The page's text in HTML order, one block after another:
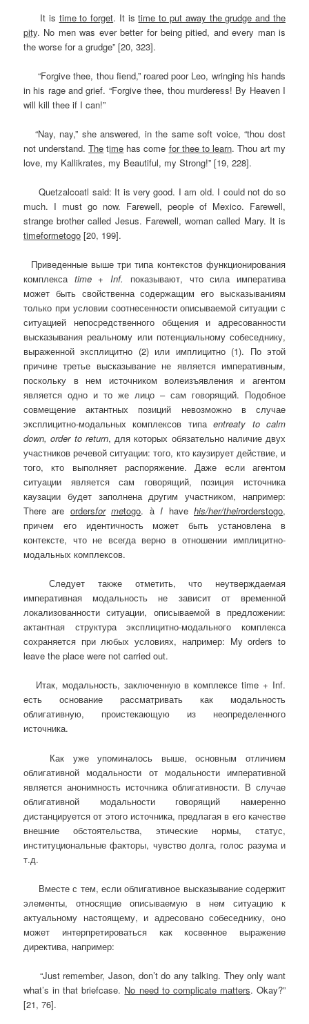
It is time to forget. It istime to put away the grudge and the
pity. No men was ever better for being pitied, and every man is
the worse for a grudge” [20, 323].
“Forgive thee, thou fiend,” roared poor Leo, wringing his hands
in his rage and grief. “Forgive thee, thou murderess! By Heaven I
will kill thee if I can!”
“Nay, nay,” she answered, in the same soft voice, “thou dost
not understand.The time has come for thee to learn. Thou art my
love, my Kallikrates, my Beautiful, my Strong!” [19, 228].
Quetzalcoatl said: It is very good. I am old. I could not do so
much. I must go now. Farewell, people of Mexico. Farewell,
strange brother called Jesus. Farewell, woman called Mary. It is
timeformetogo [20, 199].
Приведенные выше три типа контекстов функционирования
комплекса time+Inf.
показывают, что сила императива
может быть свойственна содержащим его высказываниям
только при условии соотнесенности описываемой ситуации с
ситуацией непосредственного общения и адресованности
высказывания реальному или потенциальному собеседнику,
выраженной эксплицитно (2) или имплицитно (1). По этой
причине третье высказывание не является императивным,
поскольку в нем источником волеизъявления и агентом
является одно и то же лицо – сам говорящий. Подобное
совмещение актантных позиций невозможно в случае
эксплицитно-модальных комплексов типаentreaty to calm
down,order to return, для которых обязательно наличие двух
участников речевой ситуации: того, кто каузирует действие, и
того, кто выполняет распоряжение. Даже если агентом
ситуации является сам говорящий, позиция источника
каузации будет заполнена другим участником, например:
There are ordersfor metogo. àI have his/her/theirorderstogo,
причем его идентичность может быть установлена в
контексте, что не всегда верно в отношении имплицитно-
модальных комплексов.
Следует также отметить, что неутверждаемая
императивная модальность не зависит от временной
локализованности ситуации, описываемой в предложении:
актантная структура эксплицитно-модального комплекса
сохраняется при любых условиях, например: My orders to
leave the place were not carried out.
Итак, модальность, заключенную в комплексе time + Inf.
есть основание рассматривать как модальность
облигативную, проистекающую из неопределенного
источника.
Как уже упоминалось выше, основным отличием
облигативной модальности от модальности императивной
является анонимность источника облигативности. В случае
облигативной модальности говорящий намеренно
дистанцируется от этого источника, предлагая в его качестве
внешние обстоятельства, этические нормы, статус,
институциональные факторы, чувство долга, голос разума и
т.д.
Вместе с тем, если облигативное высказывание содержит
элементы, относящие описываемую в нем ситуацию к
актуальному настоящему, и адресовано собеседнику, оно
может интерпретироваться как косвенное выражение
директива, например:
“Just remember, Jason, don’t do any talking. They only want
what’s in that briefcase. No need to complicate matters. Okay?”
[21, 76].